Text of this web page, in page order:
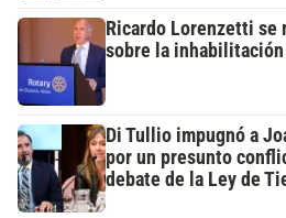
Ricardo Lorenzetti se
sobre la
Di Tullio impugnó a
por un presunto
debate de la Ley de